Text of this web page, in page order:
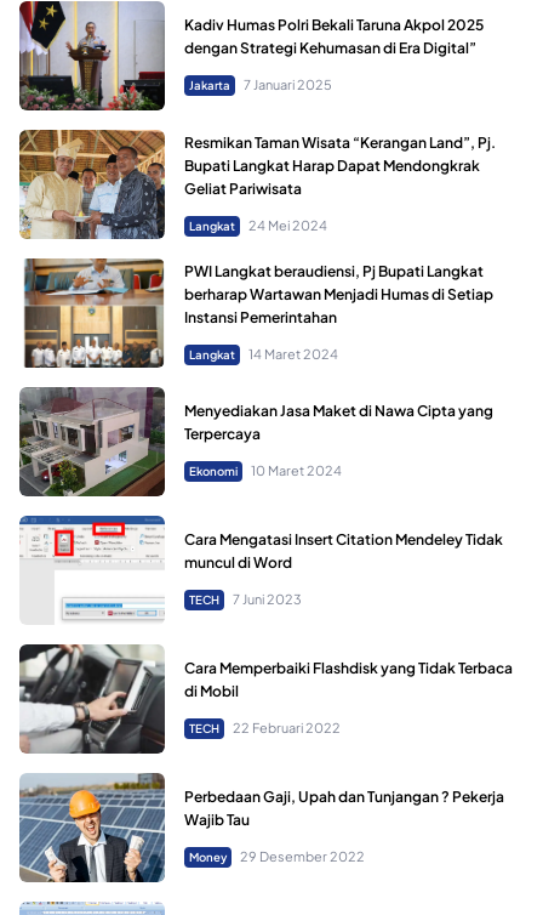
Kadiv Humas Polri Bekali Taruna Akpol 2025
dengan Strategi Kehumasan di Era Digital”
Jakarta 7 Januari 2025
Resmikan Taman Wisata “Kerangan Land”, Pj.
Bupati Langkat Harap Dapat Mendongkrak
Geliat Pariwisata
Langkat 24 Mei 2024
PWI Langkat beraudiensi, Pj Bupati Langkat
berharap Wartawan Menjadi Humas di Setiap
Instansi Pemerintahan
Langkat 14 Maret 2024
Menyediakan Jasa Maket di Nawa Cipta yang
Terpercaya
Ekonomi 10 Maret 2024
Cara Mengatasi Insert Citation Mendeley Tidak
muncul di Word
TECH 7 Juni 2023
Cara Memperbaiki Flashdisk yang Tidak Terbaca
di Mobil
TECH 22 Februari 2022
Perbedaan Gaji, Upah dan Tunjangan ? Pekerja
Wajib Tau
Money 29 Desember 2022